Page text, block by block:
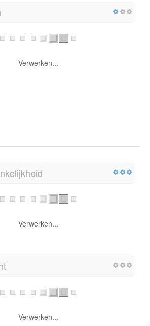
Verwerken...
Verwerken...
Verwerken...